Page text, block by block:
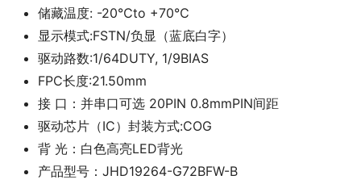
储藏温度: -20℃to +70℃
显示模式:FSTN/负显（蓝底白字）
驱动路数:1/64DUTY, 1/9BIAS
FPC长度:21.50mm
接 口：并串口可选 20PIN 0.8mmPIN间距
驱动芯片（IC）封装方式:COG
背 光：白色高亮LED背光
产品型号：JHD19264-G72BFW-B